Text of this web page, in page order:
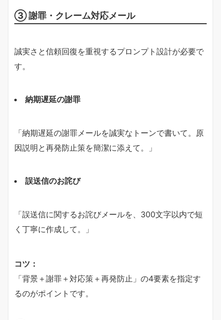
③ 謝罪・クレーム対応メール
誠実さと信頼回復を重視するプロンプト設計が必要で
す。
納期遅延の謝罪
「納期遅延の謝罪メールを誠実なトーンで書いて。原
因説明と再発防止策を簡潔に添えて。」
誤送信のお詫び
「誤送信に関するお詫びメールを、300文字以内で短
く丁寧に作成して。」
コツ：
「背景＋謝罪＋対応策＋再発防止」の4要素を指定す
るのがポイントです。